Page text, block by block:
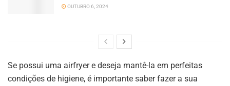
OUTUBRO 6, 2024
Se possui uma airfryer e deseja mantê-la em perfeitas
condições de higiene, é importante saber fazer a sua